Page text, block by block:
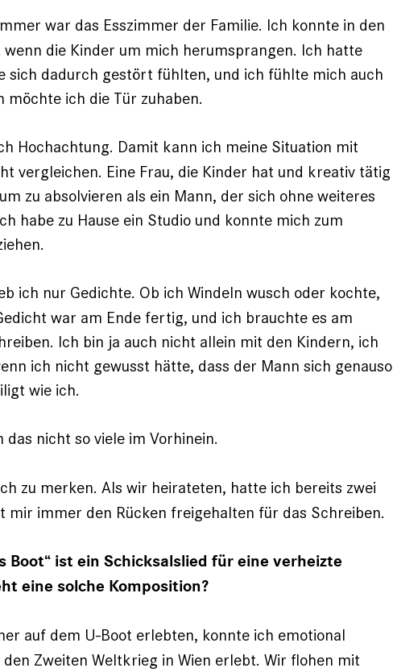
war das Esszimmer der Familie. Ich konnte in den
die Kinder um mich herumsprangen. Ich hatte
sich dadurch gestört fühlten, und ich fühlte mich auch
ich die Tür zuhaben.
Hochachtung. Damit kann ich meine Situation mit
vergleichen. Eine Frau, die Kinder hat und kreativ tätig
zu absolvieren als ein Mann, der sich ohne weiteres
habe zu Hause ein Studio und konnte mich zum
ich nur Gedichte. Ob ich Windeln wusch oder kochte,
war am Ende fertig, und ich brauchte es am
Ich bin ja auch nicht allein mit den Kindern, ich
ich nicht gewusst hätte, dass der Mann sich ge­nauso
wie ich.
das nicht so viele im Vorhinein.
zu merken. Als wir heirateten, hatte ich bereits zwei
mir immer den Rücken freigehalten für das Schreiben.
Boot“ ist ein Schicksalslied für eine verheizte
eine solche Komposition?
auf dem U-Boot erlebten, konnte ich emotional
Zweiten Weltkrieg in Wien erlebt. Wir flohen mit